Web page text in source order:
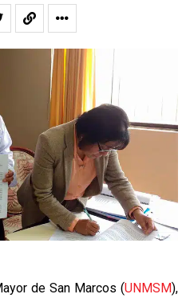
de San Marcos (UNMSM),